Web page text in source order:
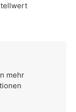
mehr